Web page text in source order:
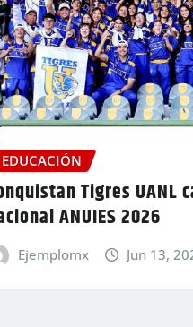
EDUCACIÓN
Tigres UANL
ANUIES 2026
Ejemplomx Jun 13,